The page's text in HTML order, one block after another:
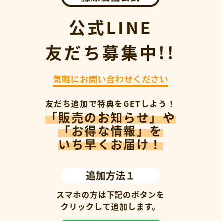
公式LINE
友だち募集中!!
気軽にお問い合わせください
友だち追加で特典をGETしよう！
「販売のお知らせ」や
「お得な情報」を
いち早くお届け！
追加方法１
スマホの方は下記のボタンを
クリックして追加します。